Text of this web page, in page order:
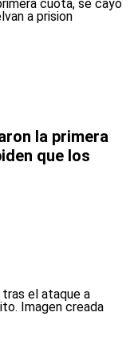
la primera
que los